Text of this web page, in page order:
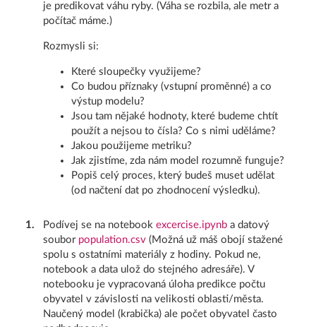
je predikovat váhu ryby. (Váha se rozbila, ale metr a
počítač máme.)
Rozmysli si:
Které sloupečky využijeme?
Co budou příznaky (vstupní proměnné) a co
výstup modelu?
Jsou tam nějaké hodnoty, které budeme chtít
použít a nejsou to čísla? Co s nimi uděláme?
Jakou použijeme metriku?
Jak zjistíme, zda nám model rozumně funguje?
Popiš celý proces, který budeš muset udělat
(od načtení dat po zhodnocení výsledku).
1. Podívej se na notebookexcercise.ipynb a datový
soubor population.csv (Možná už máš obojí stažené
spolu s ostatními materiály z hodiny. Pokud ne,
notebook a data ulož do stejného adresáře). V
notebooku je vypracovaná úloha predikce počtu
obyvatel v závislosti na velikosti oblasti/města.
Naučený model (krabička) ale počet obyvatel často